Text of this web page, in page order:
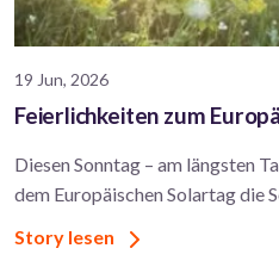
19 Jun, 2026
Feierlichkeiten zum
Diesen Sonntag – am längsten
dem Europäischen Solartag die
Story lesen